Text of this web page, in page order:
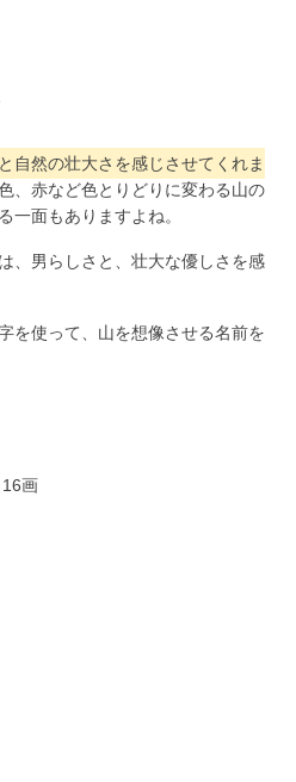
自然の壮大さを感じさせてくれま
、赤など色とりどりに変わる山の
一面もありますよね。
、男らしさと、壮大な優しさを感
を使って、山を想像させる名前を
画